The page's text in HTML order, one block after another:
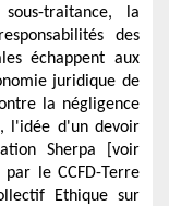
traitance, la
des
échappent aux
juridique de
la négligence
l'idée d'un devoir
Sherpa [voir
le CCFD-Terre
Ethique sur